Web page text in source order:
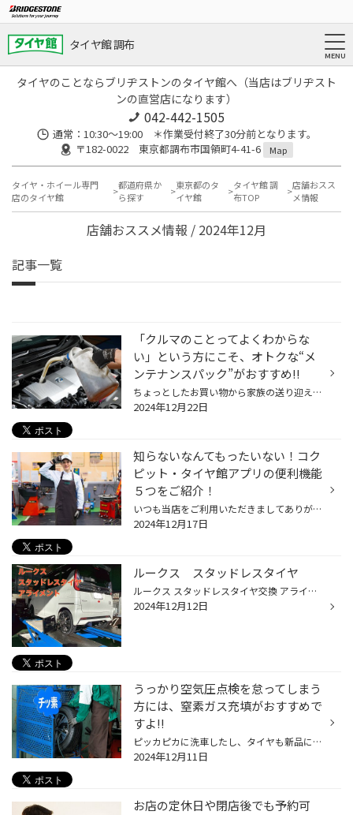
タイヤ館 調布
タイヤのことならブリヂストンのタイヤ館へ（当店はブリヂスト
ンの直営店になります）
042-442-1505
通常：10:30～19:00 ＊作業受付終了30分前となります。
〒182-0022 東京都調布市国領町4-41-6
Map
タイヤ・ホイール専門
店のタイヤ館
都道府県か
ら探す
東京都のタ
イヤ館
タイヤ館 調
布TOP
店舗おスス
メ情報
店舗おススメ情報 / 2024年12月
記事一覧
「クルマのことってよくわからな
い」という方にこそ、オトクな“メ
ンテナンスパック”がおすすめ!!
ちょっとしたお買い物から家族の送り迎え、お休みの日にはみんなでお出かけと、日々の暮らしの中にクルマがあるとやはり便利ですよね。人だけでなく荷物も積めるし、雨風もしのげる。行動範囲が広がり、生活がより豊かにしてくれる欠かせない相棒として、頼りにしていらっしゃる方は多いと思います...
2024年12月22日
知らないなんてもったいない！コク
ピット・タイヤ館アプリの便利機能
５つをご紹介！
いつも当店をご利用いただきましてありがとうございます。 コクピット・タイヤ館には、 お客様が、これからも便利に利用いただけるように、 便利な機能を搭載しているコクピット・タイヤ館アプリがあるのをご存じでしょうか。 当店をご利用いただいているお客様へは、ご来店いただいた際にご紹介さ...
2024年12月17日
ルークス スタッドレスタイヤ
ルークス スタッドレスタイヤ交換 アライメント 新車からお乗りのおクルマです。 新車から２回目のスタッドレスタイヤ交換です。 タイヤ長持ちの為 タイヤ交換後に アライメント測定調整しました。 交換したタイヤ BLIZZAK VRX３ タイヤサイズ 165/55R15
2024年12月12日
うっかり空気圧点検を怠ってしまう
方には、窒素ガス充填がおすすめで
すよ!!
ピッカピカに洗車したし、タイヤも新品に交換したばかり。エンジンオイルやバッテリーも定期的に交換しているので問題ナシ!!さあどこへお出かけしようか？なんて計画を立てるのは楽しいものですね。でも、大事なことを忘れてはいませんか。そう、空気圧のチェックです。みなさんは、タイヤの空気圧...
2024年12月11日
お店の定休日や閉店後でも予約可